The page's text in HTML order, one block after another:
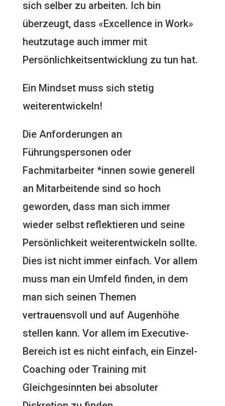
sich selber zu arbeiten. Ich bin
überzeugt, dass «Excellence in Work»
heutzutage auch immer mit
Persönlichkeitsentwicklung zu tun hat.
Ein Mindset muss sich stetig
weiterentwickeln!
Die Anforderungen an
Führungspersonen oder
Fachmitarbeiter *innen sowie generell
an Mitarbeitende sind so hoch
geworden, dass man sich immer
wieder selbst reflektieren und seine
Persönlichkeit weiterentwickeln sollte.
Dies ist nicht immer einfach. Vor allem
muss man ein Umfeld finden, in dem
man sich seinen Themen
vertrauensvoll und auf Augenhöhe
stellen kann. Vor allem im Executive-
Bereich ist es nicht einfach, ein Einzel-
Coaching oder Training mit
Gleichgesinnten bei absoluter